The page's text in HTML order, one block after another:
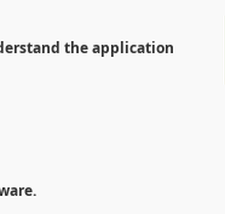
the application